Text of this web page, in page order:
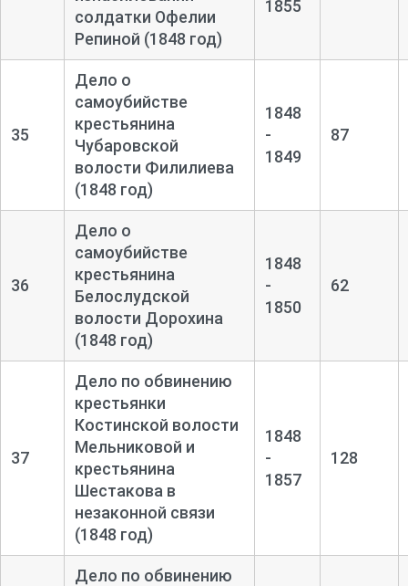
солдатки Офелии
Репиной (1848 год)
1855
35
Дело о
самоубийстве
крестьянина
Чубаровской
волости Филилиева
(1848 год)
1848
-
1849
87
36
Дело о
самоубийстве
крестьянина
Белослудской
волости Дорохина
(1848 год)
1848
-
1850
62
37
Дело по обвинению
крестьянки
Костинской волости
Мельниковой и
крестьянина
Шестакова в
незаконной связи
(1848 год)
1848
-
1857
128
Дело по обвинению